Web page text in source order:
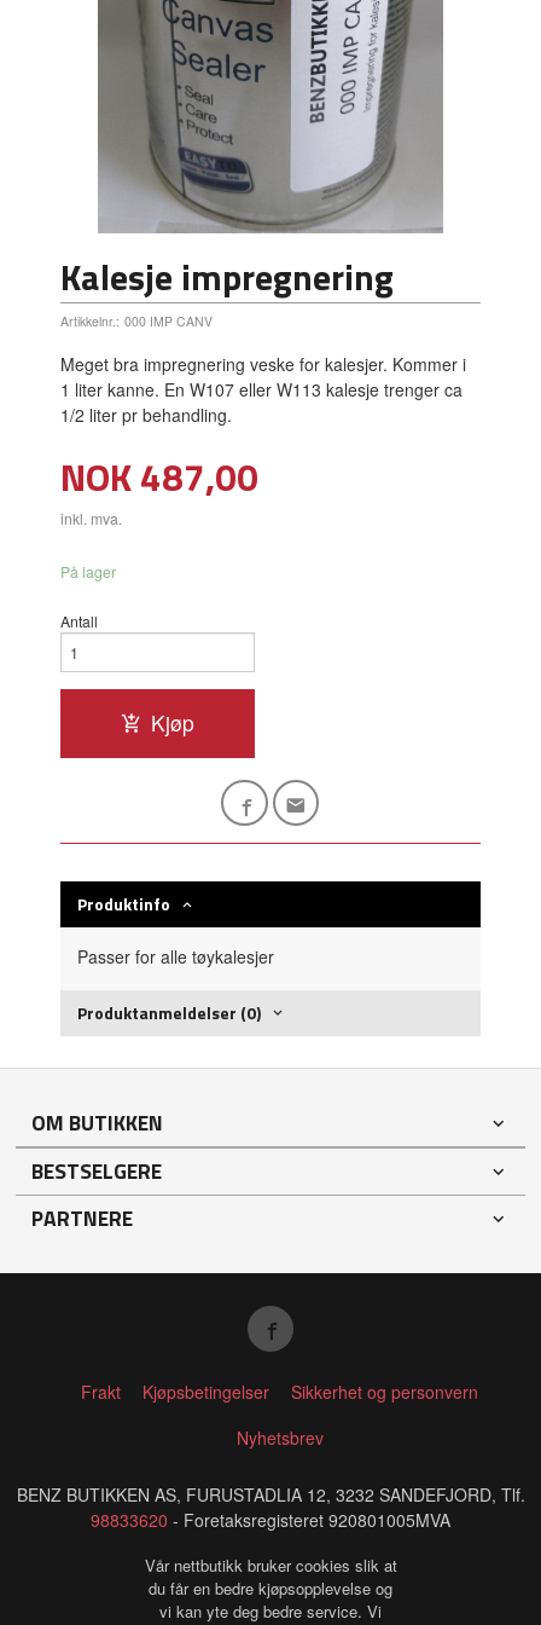
Kalesje impregnering
Artikkelnr.: 000 IMP CANV
Meget bra impregnering veske for kalesjer. Kommer i
1 liter kanne. En W107 eller W113 kalesje trenger ca
1/2 liter pr behandling.
Pris
NOK487,00
inkl. mva.
På lager
Antall
Kjøp
Produktinfo
Passer for alle tøykalesjer
Produktanmeldelser (0)
OM BUTIKKEN
BESTSELGERE
PARTNERE
Frakt Kjøpsbetingelser
Sikkerhet og personvern
Nyhetsbrev
BENZ BUTIKKEN AS, FURUSTADLIA 12, 3232 SANDEFJORD, Tlf.
98833620 - Foretaksregisteret 920801005MVA
Vår nettbutikk bruker cookies slik at
du får en bedre kjøpsopplevelse og
vi kan yte deg bedre service. Vi